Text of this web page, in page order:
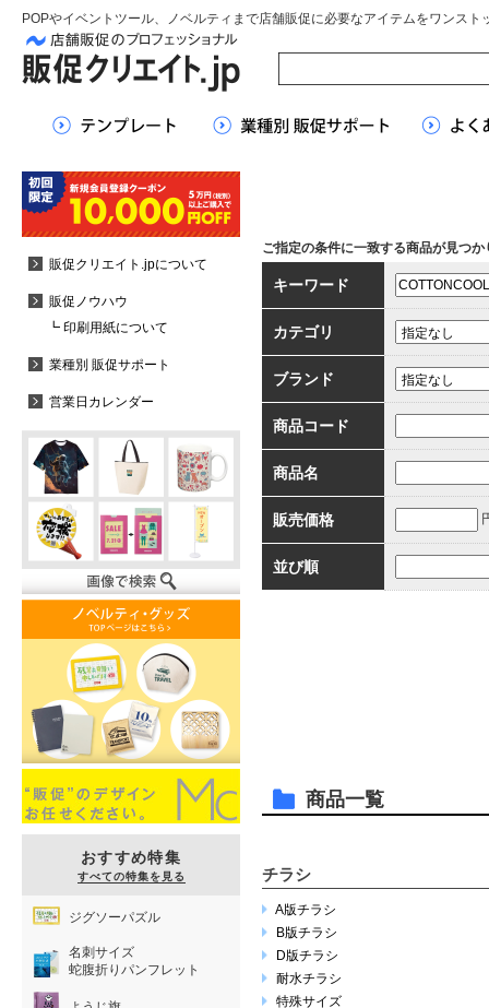
POPやイベントツール、ノベルティまで店舗販促に必要なアイテムをワンスト
ご指定の条件に一致する商品が見つ
キーワード
カテゴリ
ブランド
商品コード
商品名
販売価格
並び順
商品一覧
チラシ
A版チラシ
B版チラシ
D版チラシ
耐水チラシ
特殊サイズ
販促クリエイト.jpについて
販促ノウハウ
┗ 印刷用紙について
業種別 販促サポート
営業日カレンダー
おすすめ特集
すべての特集を見る
ジグソーパズル
名刺サイズ
蛇腹折りパンフレット